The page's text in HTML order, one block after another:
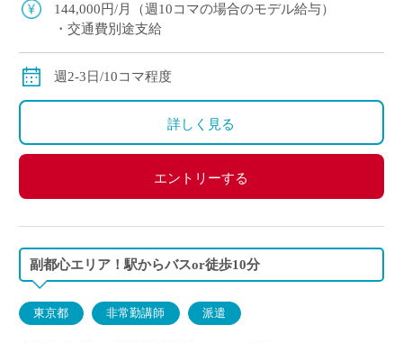
144,000円/月（週10コマの場合のモデル給与）
・交通費別途支給
週2-3日/10コマ程度
詳しく見る
エントリーする
副都心エリア！駅からバスor徒歩10分
東京都 非常勤講師 派遣